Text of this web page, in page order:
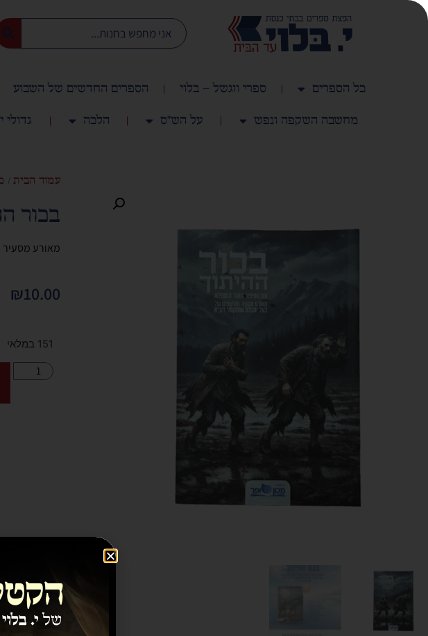
כל הספרים ספרי ווגשל – בלוי הספרים החדשים של השבוע
מחשבה השקפה ונפש על הש"ס הלכה גדולי
עמוד הבית/
בכור
מאורע מסעיר
₪10.00
151 במלאי